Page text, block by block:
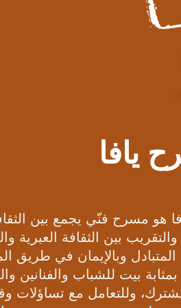
يافا
هو مسرح فنّي يجمع بين
والتقريب بين الثقافة العبرية
المتبادل وبالإيمان في طريق
بيت للشباب والفنانين
وللتعامل مع تساؤلات